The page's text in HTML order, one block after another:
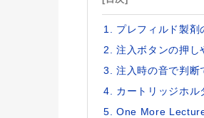
プレフィルド製
注入ボタンの押し
注入時の音で判断
カートリッジホル
One More